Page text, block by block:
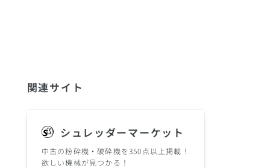
関連サイト
シュレッダーマーケット
中古の粉砕機・破砕機を350点以上掲載！
欲しい機械が見つかる！